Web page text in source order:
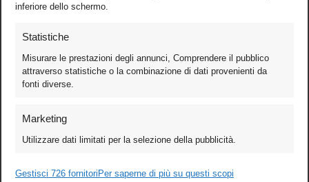
inferiore dello schermo.
Statistiche
Misurare le prestazioni degli annunci, Comprendere il pubblico
attraverso statistiche o la combinazione di dati provenienti da
fonti diverse.
Marketing
Utilizzare dati limitati per la selezione della pubblicità.
Gestisci 726 fornitori Per saperne di più su questi scopi
Games